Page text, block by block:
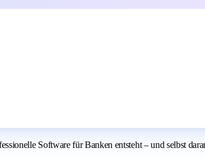
Software für Banken entsteht – und selbst